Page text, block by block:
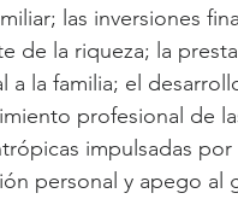
las inversiones
de la riqueza; la
a la familia; el
profesional de
impulsadas
personal y apego al